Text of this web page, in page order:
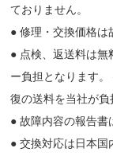
ておりません。
● 修理・交換価格は
● 点検、返送料は
ー負担となります
復の送料を当社が負
● 故障内容の報告書
● 交換対応は日本国